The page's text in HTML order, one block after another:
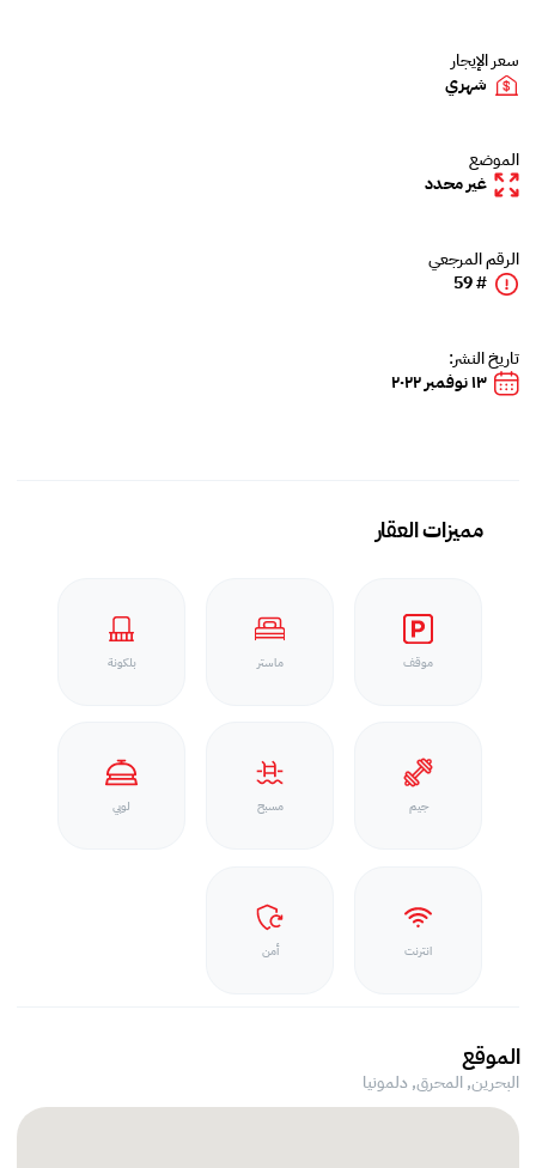
سعر الإيجار
شهري
الموضع
غير محدد
الرقم المرجعي
# 59
تاريخ النشر:
١٣ نوفمبر ٢٠٢٢
مميزات العقار
موقف ماستر بلكونة
جيم مسبح لوبي
انترنت أمن
الموقع
البحرين, المحرق, دلمونيا